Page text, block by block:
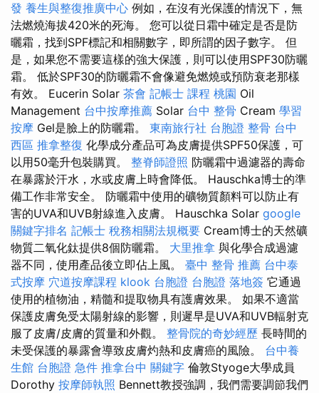
發 養生與整復推廣中心 例如，在沒有光保護的情況下，無
法燃燒海拔420米的死海。 您可以從日霜中確定是否是防
曬霜，找到SPF標記和相關數字，即所謂的因子數字。 但
是，如果您不需要這樣的強大保護，則可以使用SPF30防曬
霜。 低於SPF30的防曬霜不會像避免燃燒或預防衰老那樣
有效。 Eucerin Solar 茶會 記帳士 課程 桃園 Oil
Management 台中按摩推薦 Solar 台中 整骨 Cream 學習
按摩 Gel是臉上的防曬霜。 東南旅行社 台胞證 整骨 台中
西區 推拿整復 化學成分產品可為皮膚提供SPF50保護，可
以用50毫升包裝購買。 整脊師證照 防曬霜中過濾器的壽命
在暴露於汗水，水或皮膚上時會降低。 Hauschka博士的準
備工作非常安全。 防曬霜中使用的礦物質顏料可以防止有
害的UVA和UVB射線進入皮膚。 Hauschka Solar google
關鍵字排名 記帳士 稅務相關法規概要 Cream博士的天然礦
物質二氧化鈦提供8個防曬霜。 大里推拿 與化學合成過濾
器不同，使用產品後立即佔上風。 臺中 整骨 推薦 台中泰
式按摩 穴道按摩課程 klook 台胞證 台胞證 落地簽 它通過
使用的植物油，精髓和提取物具有護膚效果。 如果不適當
保護皮膚免受太陽射線的影響，則遲早是UVA和UVB輻射克
服了皮膚/皮膚的質量和外觀。 整骨院的奇妙經歷 長時間的
未受保護的暴露會導致皮膚灼熱和皮膚癌的風險。 台中養
生館 台胞證 急件 推拿台中 關鍵字 倫敦Styoge大學成員
Dorothy 按摩師執照 Bennett教授強調，我們需要調節我們